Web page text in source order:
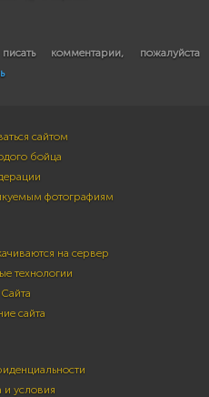
комментарии, пожалуйста
сайтом
бойца
фотографиям
на сервер
технологии
сайта
и условия